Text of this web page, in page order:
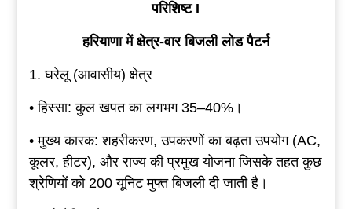
परिशिष्टI
हरियाणा में क्षेत्र-वार बिजली लोड पैटर्न
1. घरेलू (आवासीय) क्षेत्र
• हिस्सा: कुल खपत का लगभग 35–40%।
• मुख्य कारक: शहरीकरण, उपकरणों का बढ़ता उपयोग (AC,
कूलर, हीटर), और राज्य की प्रमुख योजना जिसके तहत कुछ
श्रेणियों को 200 यूनिट मुफ्त बिजली दी जाती है।